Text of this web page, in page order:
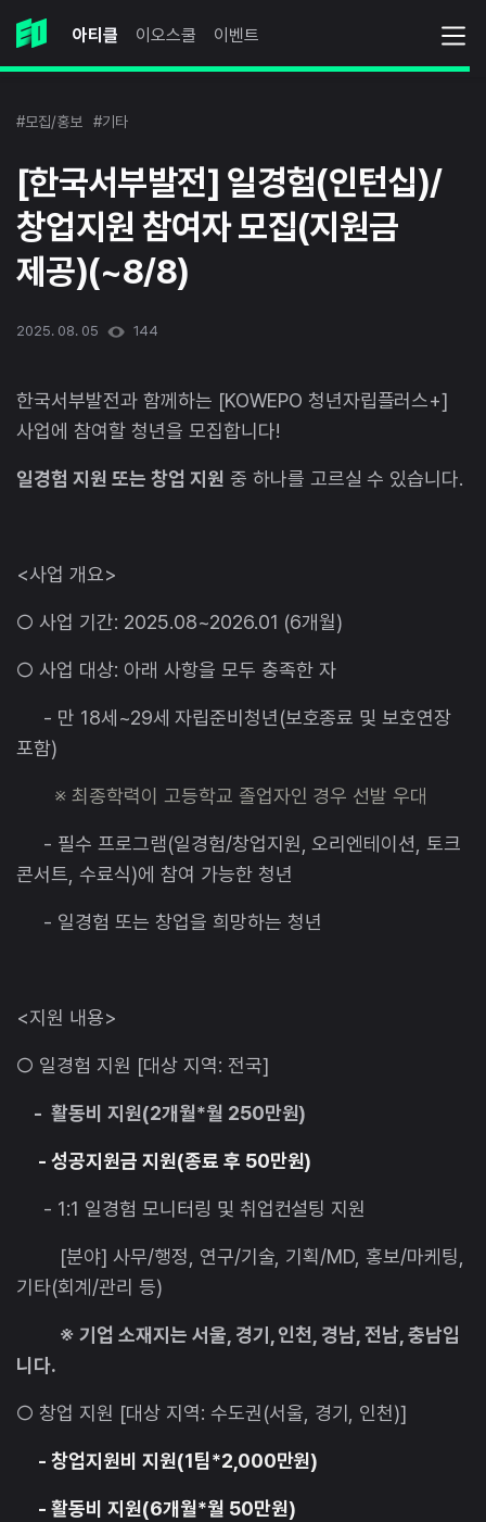
아티클 이오스쿨 이벤트
#모집/홍보 #기타
[한국서부발전] 일경험(인턴십)/
창업지원 참여자 모집(지원금
제공)(~8/8)
2025. 08. 05 144
한국서부발전과 함께하는 [KOWEPO 청년자립플러스+]
사업에 참여할 청년을 모집합니다!
일경험 지원 또는 창업 지원 중 하나를 고르실 수 있습니다.
<사업 개요>
○ 사업 기간: 2025.08~2026.01 (6개월)
○ 사업 대상: 아래 사항을 모두 충족한 자
- 만 18세~29세 자립준비청년(보호종료 및 보호연장
포함)
※ 최종학력이 고등학교 졸업자인 경우 선발 우대
- 필수 프로그램(일경험/창업지원, 오리엔테이션, 토크
콘서트, 수료식)에 참여 가능한 청년
- 일경험 또는 창업을 희망하는 청년
<지원 내용>
○ 일경험 지원 [대상 지역: 전국]
- 활동비 지원(2개월*월 250만원)
- 성공지원금 지원(종료 후 50만원)
- 1:1 일경험 모니터링 및 취업컨설팅 지원
[분야] 사무/행정, 연구/기술, 기획/MD, 홍보/마케팅,
기타(회계/관리 등)
※ 기업 소재지는 서울, 경기, 인천, 경남, 전남, 충남입
니다.
○ 창업 지원 [대상 지역: 수도권(서울, 경기, 인천)]
- 창업지원비 지원(1팀*2,000만원)
- 활동비 지원(6개월*월 50만원)